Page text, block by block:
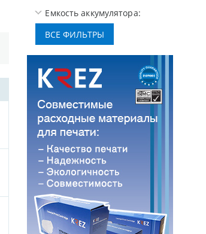
Емкость аккумулятора: